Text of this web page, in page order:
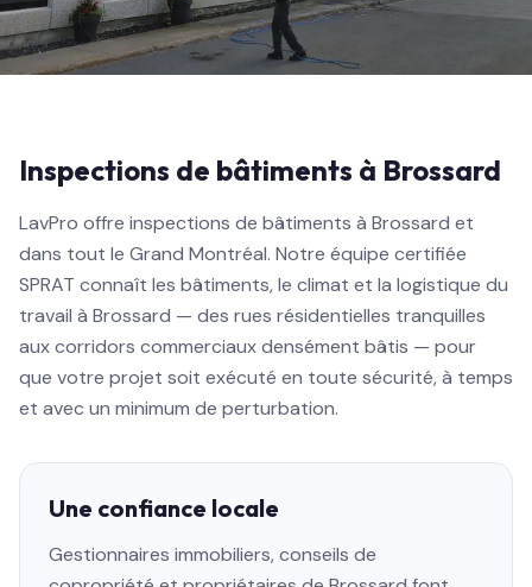
Inspections de bâtiments à Brossard
LavPro offre inspections de bâtiments à Brossard et
dans tout le Grand Montréal. Notre équipe certifiée
SPRAT connaît les bâtiments, le climat et la logistique du
travail à Brossard — des rues résidentielles tranquilles
aux corridors commerciaux densément bâtis — pour
que votre projet soit exécuté en toute sécurité, à temps
et avec un minimum de perturbation.
Une confiance locale
Gestionnaires immobiliers, conseils de